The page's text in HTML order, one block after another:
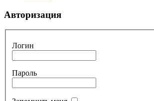
Авторизация
Логин
Пароль